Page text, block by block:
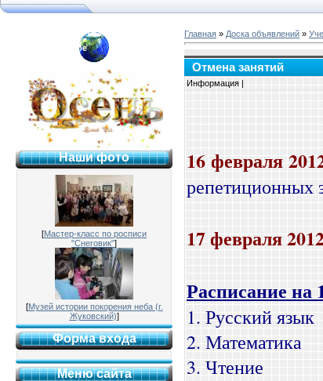
№2 г. Раменское
Наши фото
[Мастер-класс по росписи
"Снеговик"]
[Музей истории покорения неба (г.
Жуковский)]
Форма входа
Меню сайта
Главная » Доска объявлений »
Отмена занятий
Информация |
16 февраля
репетиционных
17 февраля
Расписание на
1. Русский язык
2. Математика
3. Чтение